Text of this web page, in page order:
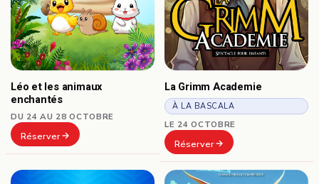
Léo et les animaux
enchantés
DU 24 AU 28 OCTOBRE
Réserver
La Grimm Academie
À LA BASCALA
LE 24 OCTOBRE
Réserver